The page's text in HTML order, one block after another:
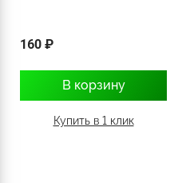
160 ₽
В корзину
Купить в 1 клик